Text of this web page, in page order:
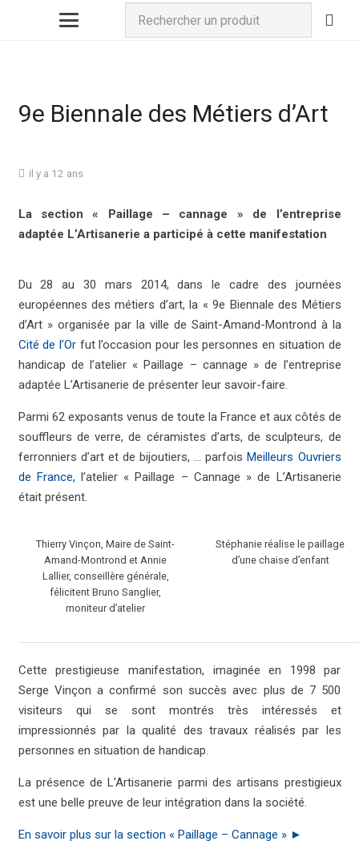
9e Biennale des Métiers d’Art
il y a 12 ans
La section « Paillage – cannage » de l’entreprise
adaptée L’Artisanerie a participé à cette manifestation
Du 28 au 30 mars 2014, dans le cadre des journées
européennes des métiers d’art, la « 9e Biennale des Métiers
d’Art » organisée par la ville de Saint-Amand-Montrond à la
Cité de l’Orfut l’occasion pour les personnes en situation de
handicap de l’atelier « Paillage – cannage » de l’entreprise
adaptée L’Artisanerie de présenter leur savoir-faire.
Parmi 62 exposants venus de toute la France et aux côtés de
souffleurs de verre, de céramistes d’arts, de sculpteurs, de
ferronniers d’art et de bijoutiers, … parfoisMeilleurs Ouvriers
de France, l’atelier « Paillage – Cannage » de L’Artisanerie
était présent.
Thierry Vinçon, Maire de Saint-
Amand-Montrond et Annie
Lallier, conseillère générale,
félicitent Bruno Sanglier,
moniteur d’atelier
Stéphanie réalise le paillage
d’une chaise d’enfant
Cette prestigieuse manifestation, imaginée en 1998 par
Serge Vinçon a confirmé son succès avec plus de 7 500
visiteurs qui se sont montrés très intéressés et
impressionnés par la qualité des travaux réalisés par les
personnes en situation de handicap.
La présence de L’Artisanerie parmi des artisans prestigieux
est une belle preuve de leur intégration dans la société.
En savoir plus sur la section « Paillage – Cannage » ►